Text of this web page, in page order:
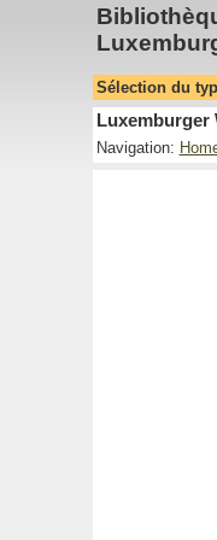
Sélection du
Luxemburger
Navigation: